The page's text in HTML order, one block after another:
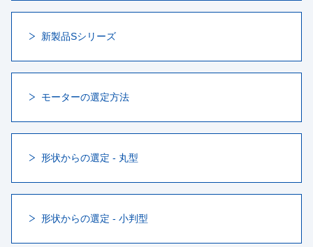
新製品Sシリーズ
モーターの選定方法
形状からの選定 - 丸型
形状からの選定 - 小判型